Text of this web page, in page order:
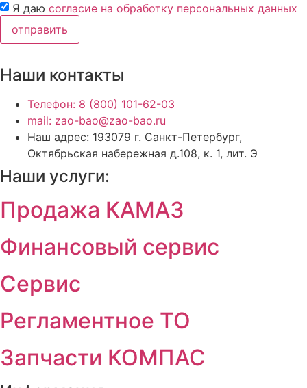
Я даю согласие на обработку персональных данных
отправить
Наши контакты
Телефон: 8 (800) 101-62-03
mail: zao-bao@zao-bao.ru
Наш адрес: 193079 г. Санкт-Петербург,
Октябрьская набережная д.108, к. 1, лит. Э
Наши услуги:
Продажа КАМАЗ
Финансовый сервис
Сервис
Регламентное ТО
Запчасти КОМПАС